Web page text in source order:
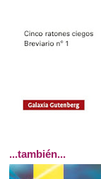
...también...